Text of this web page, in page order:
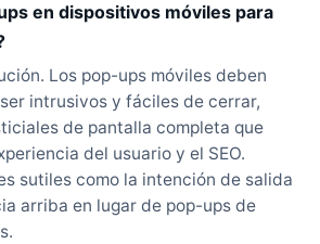
en dispositivos móviles para
Los pop-ups móviles deben
intrusivos y fáciles de cerrar,
de pantalla completa que
del usuario y el SEO.
sutiles como la intención de salida
arriba en lugar de pop-ups de